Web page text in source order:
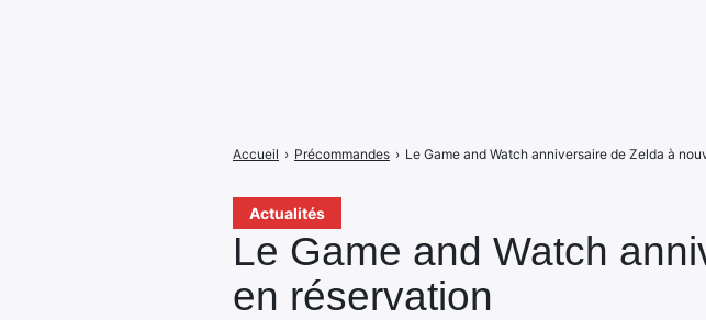
Actualités
Le Game and Watch
en réservation
Accueil › Précommandes › Le Game and Watch anniversaire de Zelda à